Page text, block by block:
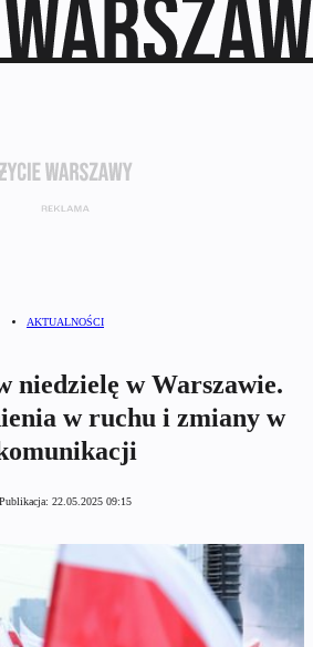
AKTUALNOŚCI
niedzielę w Warszawie.
w ruchu i zmiany w
Publikacja: 22.05.2025 09:15